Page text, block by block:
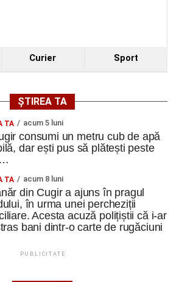
Curier Sport
ȘTIREA TA
TA acum 5 luni
consumi un metru cub de apă
dar ești pus să plătești peste
TA acum 8 luni
din Cugir a ajuns în pragul
în urma unei percheziții
Acesta acuză polițiștii că i-ar
bani dintr-o carte de rugăciuni
PUBLICITATE